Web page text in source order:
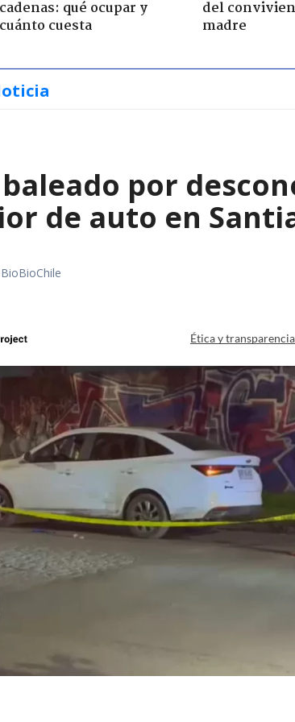
cadenas: qué ocupar y
cuánto cuesta
del
madre
por
de auto en
Ética y